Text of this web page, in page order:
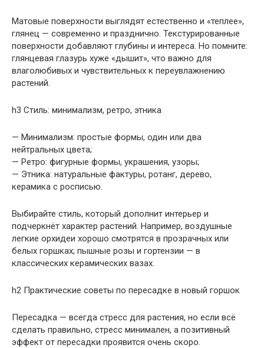
Матовые поверхности выглядят естественно и «теплее»,
глянец — современно и празднично. Текстурированные
поверхности добавляют глубины и интереса. Но помните:
глянцевая глазурь хуже «дышит», что важно для
влаголюбивых и чувствительных к переувлажнению
растений.
h3 Стиль: минимализм, ретро, этника
— Минимализм: простые формы, один или два
нейтральных цвета;
— Ретро: фигурные формы, украшения, узоры;
— Этника: натуральные фактуры, ротанг, дерево,
керамика с росписью.
Выбирайте стиль, который дополнит интерьер и
подчеркнёт характер растений. Например, воздушные
легкие орхидеи хорошо смотрятся в прозрачных или
белых горшках; пышные розы и гортензии — в
классических керамических вазах.
h2 Практические советы по пересадке в новый горшок
Пересадка — всегда стресс для растения, но если всё
сделать правильно, стресс минимален, а позитивный
эффект от пересадки проявится очень скоро.